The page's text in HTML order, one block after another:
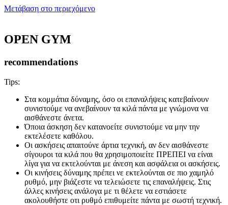
Μετάβαση στο περιεχόμενο
OPEN GYM
recommendations
Tips:
Στα κομμάτια δύναμης, όσο οι επαναλήψεις κατεβαίνουν
συνιστούμε να ανεβαίνουν τα κιλά πάντα με γνώμονα να
αισθάνεστε άνετα.
Όποια άσκηση δεν κατανοείτε συνιστούμε να μην την
εκτελέσετε καθόλου.
Οι ασκήσεις απαιτούνε άρτια τεχνική, αν δεν αισθάνεστε
σίγουροι τα κιλά που θα χρησιμοποιείτε ΠΡΕΠΕΙ να είναι
λίγα για να εκτελούνται με άνεση και ασφάλεια οι ασκήσεις.
Οι κινήσεις δύναμης πρέπει νε εκτελούνται σε πιο χαμηλό
ρυθμό, μην βιάζεστε να τελειώσετε τις επαναλήψεις. Στις
άλλες κινήσεις ανάλογα με τι θέλετε να εστιάσετε
ακολουθήστε οτι ρυθμό επιθυμείτε πάντα με σωστή τεχνική.